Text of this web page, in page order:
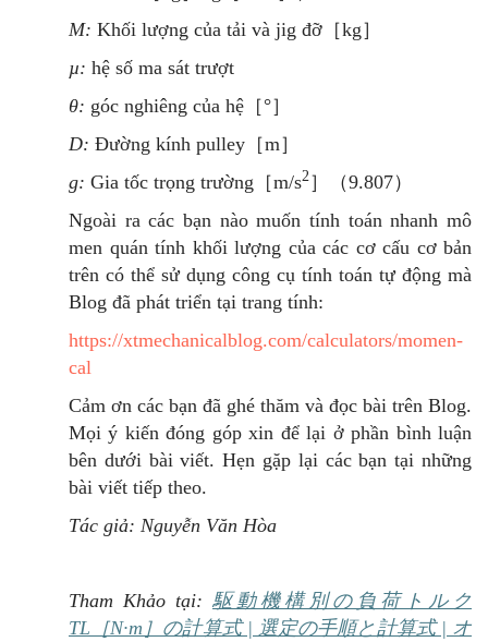
M: Khối lượng của tải và jig đỡ［kg］
µ: hệ số ma sát trượt
θ: góc nghiêng của hệ［°］
D: Đường kính pulley［m］
g: Gia tốc trọng trường［m/s2 ］（9.807）
Ngoài ra các bạn nào muốn tính toán nhanh mô
men quán tính khối lượng của các cơ cấu cơ bản
trên có thể sử dụng công cụ tính toán tự động mà
Blog đã phát triển tại trang tính:
https://xtmechanicalblog.com/calculators/momen-
cal
Cảm ơn các bạn đã ghé thăm và đọc bài trên Blog.
Mọi ý kiến đóng góp xin để lại ở phần bình luận
bên dưới bài viết. Hẹn gặp lại các bạn tại những
bài viết tiếp theo.
Tác giả: Nguyễn Văn Hòa
Tham Khảo tại: 駆動機構別の負荷トルク
TL［N·m］の計算式 | 選定の手順と計算式 | オ